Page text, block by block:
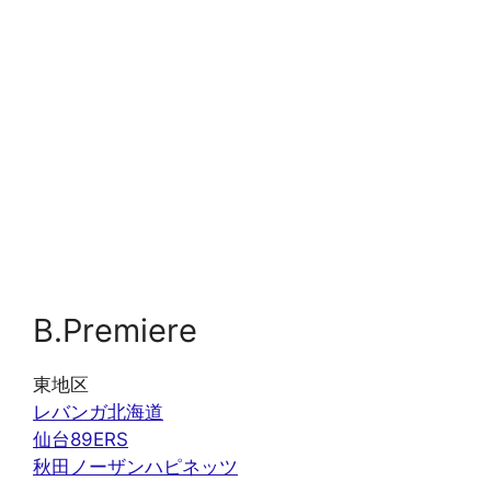
B.Premiere
東地区
レバンガ北海道
仙台89ERS
秋田ノーザンハピネッツ